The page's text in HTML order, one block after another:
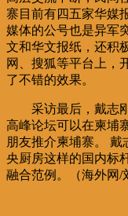
寨目前有四五家华媒
媒体的公号也是异军
文和华文报纸，还积
网、搜狐等平台上，
了不错的效果。
采访最后，戴志
高峰论坛可以在柬埔
朋友推介柬埔寨。 戴
央厨房这样的国内标
融合范例。（海外网/